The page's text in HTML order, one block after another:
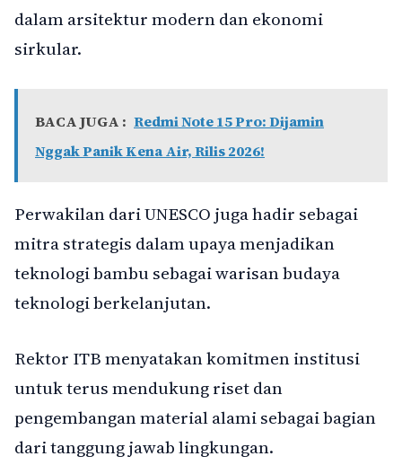
dalam arsitektur modern dan ekonomi
sirkular.
BACA JUGA : Redmi Note 15 Pro: Dijamin
Nggak Panik Kena Air, Rilis 2026!
Perwakilan dari UNESCO juga hadir sebagai
mitra strategis dalam upaya menjadikan
teknologi bambu sebagai warisan budaya
teknologi berkelanjutan.
Rektor ITB menyatakan komitmen institusi
untuk terus mendukung riset dan
pengembangan material alami sebagai bagian
dari tanggung jawab lingkungan.